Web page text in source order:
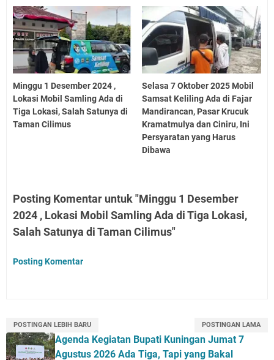
Minggu 1 Desember 2024 ,
Lokasi Mobil Samling Ada di
Tiga Lokasi, Salah Satunya di
Taman Cilimus
Selasa 7 Oktober 2025 Mobil
Samsat Keliling Ada di Fajar
Mandirancan, Pasar Krucuk
Kramatmulya dan Ciniru, Ini
Persyaratan yang Harus
Dibawa
Posting Komentar untuk "Minggu 1 Desember
2024 , Lokasi Mobil Samling Ada di Tiga Lokasi,
Salah Satunya di Taman Cilimus"
Posting Komentar
POSTINGAN LEBIH BARU POSTINGAN LAMA
Agenda Kegiatan Bupati Kuningan Jumat 7
Agustus 2026 Ada Tiga, Tapi yang Bakal